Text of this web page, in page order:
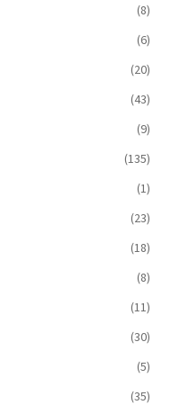
(8)
(6)
(20)
(43)
(9)
(135)
(1)
(23)
(18)
(8)
(11)
(30)
(5)
(35)